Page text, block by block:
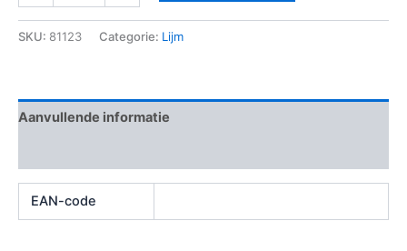
SKU: 81123 Categorie: Lijm
Aanvullende informatie
EAN-code